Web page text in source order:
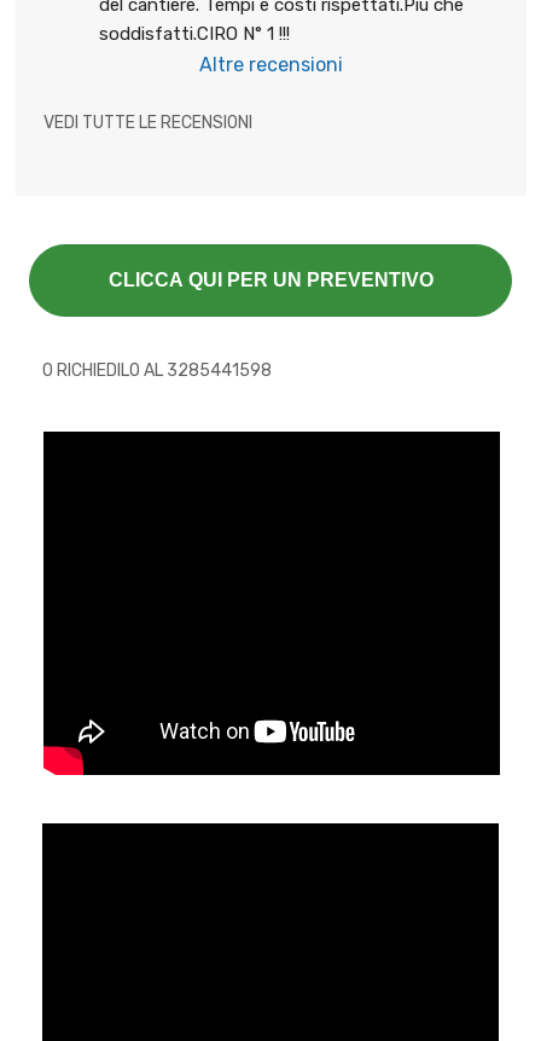
del cantiere. Tempi e costi rispettati.Più che
soddisfatti.CIRO N° 1 !!!
Altre recensioni
VEDI TUTTE LE RECENSIONI
CLICCA QUI PER UN PREVENTIVO
O RICHIEDILO AL 3285441598